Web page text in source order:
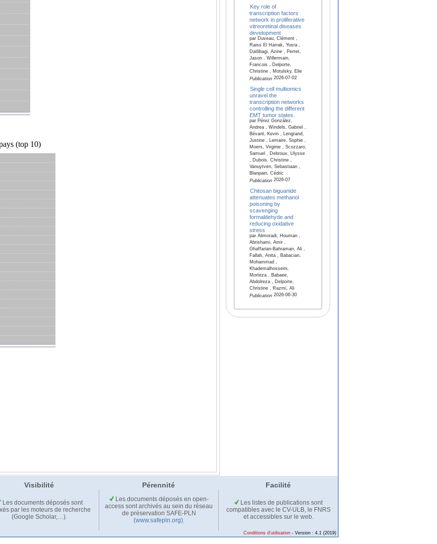
Key role of
transcription factors
network in proliferative
vitreoretinal diseases
development
par Duveau, Clément ,
Raiss El Harrak, Yosra ,
Datlibagi, Azine , Perret,
Jason , Willermain,
Francois , Delporte,
Christine , Motulsky, Elie
Publication2026-07-02
Single cell multiomics
unravel the
transcription networks
controlling the different
EMT tumor states.
par Pérez González,
Andrea , Windels, Gabriel ,
Bévant, Kevin , Lengrand,
Justine , Lemaire, Sophie ,
Moers, Virginie , Scozzaro,
Samuel , Debroux, Ulysse
, Dubois, Christine ,
Vanuytven, Sebastiaan ,
Blanpain, Cédric
Publication2026-07
Chitosan biguanide
attenuates methanol
poisoning by
scavenging
formaldehyde and
reducing oxidative
stress
par Alimoradi, Houman ,
Abrishami, Amir ,
Ghaffarian-Bahraman, Ali ,
Fallah, Anita , Babacian,
Mohammad ,
Khademalhosseini,
Morteza , Babaee,
Abdolreza , Delporte,
Christine , Razmi, Ali
Publication2026-06-30
Visibilité Pérennité Facilité
Les documents déposés sont
par les moteurs de recherche
(Google Scholar,…).
Les documents déposés en open-
access sont archivés au sein du réseau
de préservation SAFE-PLN
(www.safepln.org).
Les listes de publications sont
compatibles avec le CV-ULB, le FNRS
et accessibles sur le web.
Conditions d'utilisation - Version : 4.1 (2019)